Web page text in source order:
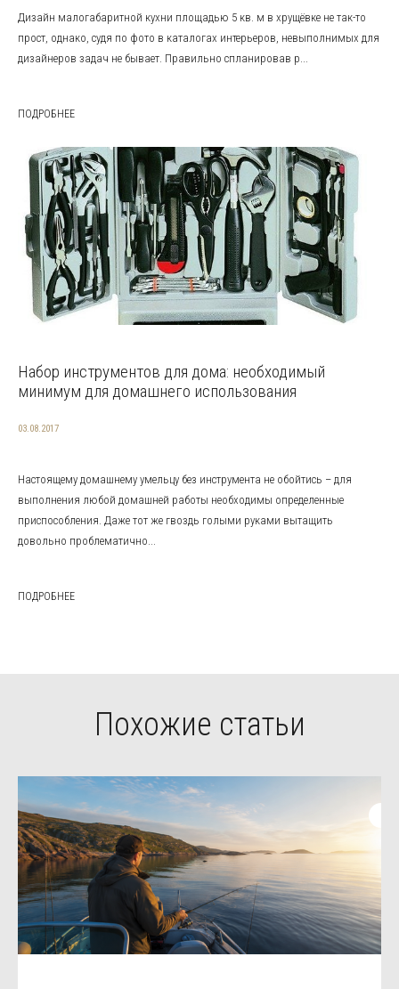
Дизайн малогабаритной кухни площадью 5 кв. м в хрущёвке не так-то
прост, однако, судя по фото в каталогах интерьеров, невыполнимых для
дизайнеров задач не бывает. Правильно спланировав р...
ПОДРОБНЕЕ
Набор инструментов для дома: необходимый
минимум для домашнего использования
03.08.2017
Настоящему домашнему умельцу без инструмента не обойтись – для
выполнения любой домашней работы необходимы определенные
приспособления. Даже тот же гвоздь голыми руками вытащить
довольно проблематично...
ПОДРОБНЕЕ
Похожие статьи